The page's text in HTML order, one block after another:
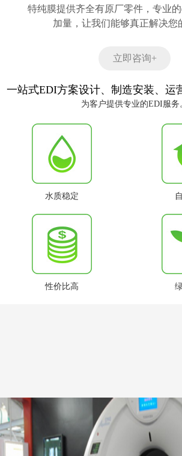
特纯膜提供齐全有原厂零件，专业
加量，让我们能够真正解决您
立即咨询+
一站式EDI方案设计、制造安装、运
为客户提供专业的EDI服务
水质稳定
性价比高